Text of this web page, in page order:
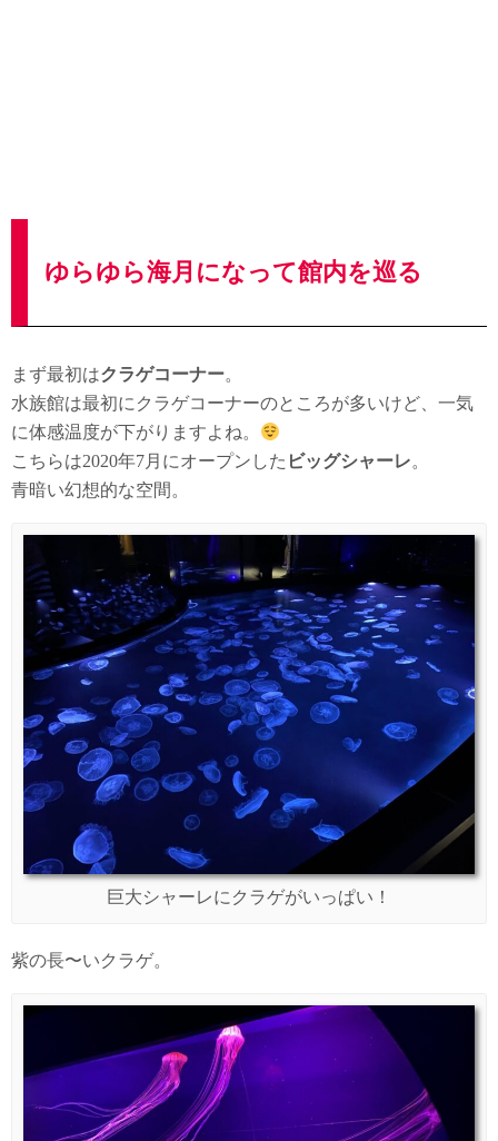
ゆらゆら海月になって館内を巡る
まず最初はクラゲコーナー。
水族館は最初にクラゲコーナーのところが多いけど、一気
に体感温度が下がりますよね。
こちらは2020年7月にオープンした ビッグシャーレ。
青暗い幻想的な空間。
巨大シャーレにクラゲがいっぱい！
紫の長〜いクラゲ。